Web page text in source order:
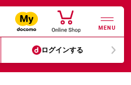
MENU
ログインする